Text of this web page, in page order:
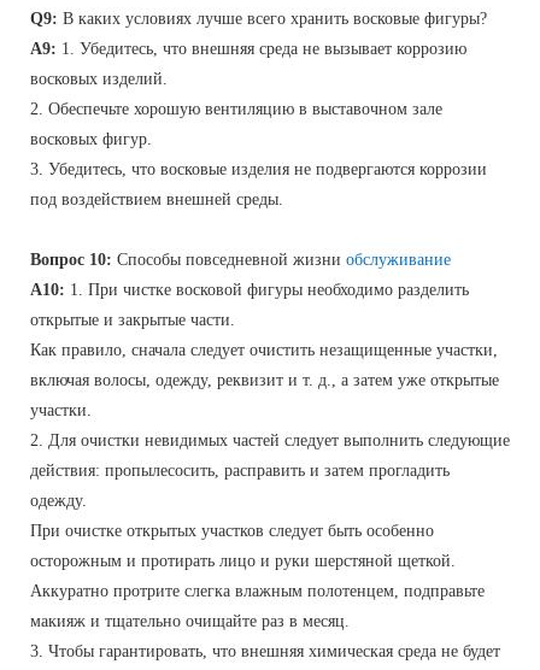
Q9: В каких условиях лучше всего хранить восковые фигуры?
A9: 1. Убедитесь, что внешняя среда не вызывает коррозию
восковых изделий.
2. Обеспечьте хорошую вентиляцию в выставочном зале
восковых фигур.
3. Убедитесь, что восковые изделия не подвергаются коррозии
под воздействием внешней среды.
Вопрос 10: Способы повседневной жизни обслуживание
A10: 1. При чистке восковой фигуры необходимо разделить
открытые и закрытые части.
Как правило, сначала следует очистить незащищенные участки,
включая волосы, одежду, реквизит и т. д., а затем уже открытые
участки.
2. Для очистки невидимых частей следует выполнить следующие
действия: пропылесосить, расправить и затем прогладить
одежду.
При очистке открытых участков следует быть особенно
осторожным и протирать лицо и руки шерстяной щеткой.
Аккуратно протрите слегка влажным полотенцем, подправьте
макияж и тщательно очищайте раз в месяц.
3. Чтобы гарантировать, что внешняя химическая среда не будет